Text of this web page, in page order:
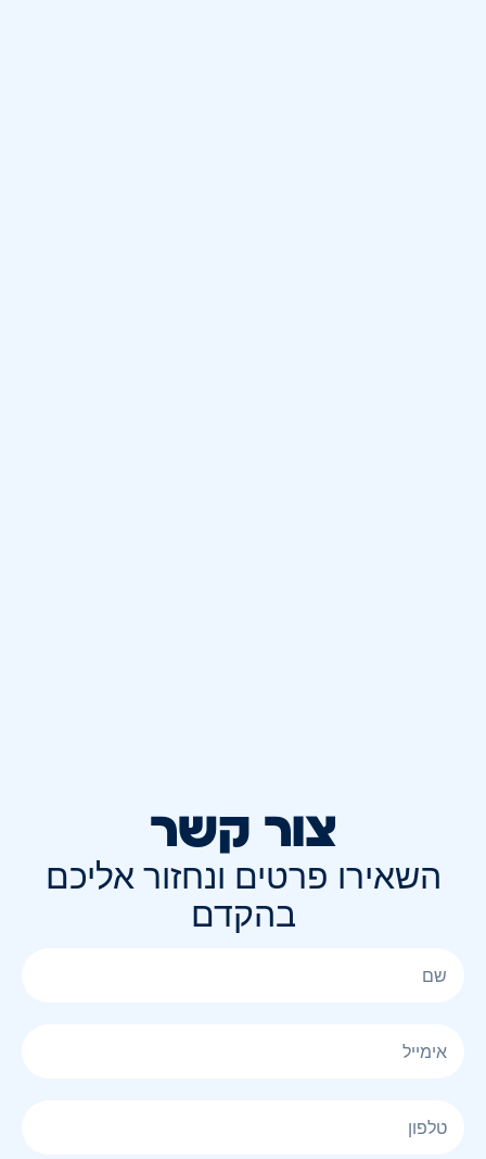
צור קשר
השאירו פרטים ונחזור אליכם
בהקדם